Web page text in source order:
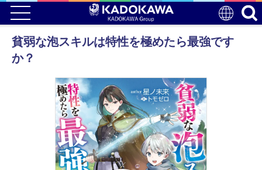
貧弱な泡スキルは特性を極めたら最強です
か？